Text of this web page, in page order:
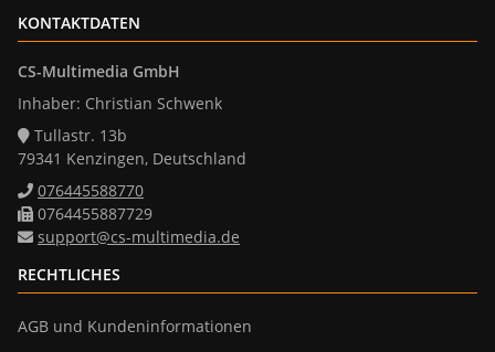
KONTAKTDATEN
CS-Multimedia GmbH
Inhaber: Christian Schwenk
Tullastr. 13b
79341 Kenzingen, Deutschland
076445588770
0764455887729
support@cs-multimedia.de
RECHTLICHES
AGB und Kundeninformationen